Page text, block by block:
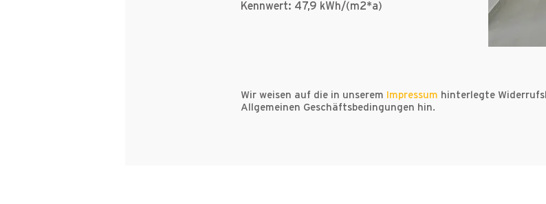
Kennwert: 47,9 kWh/(m2*a)
Wir weisen auf die in unserem Impressum hinterlegte
Allgemeinen Geschäftsbedingungen hin.